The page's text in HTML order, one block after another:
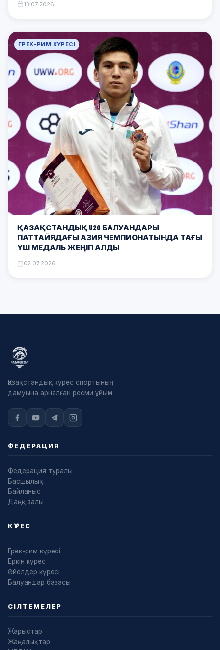
13.07.2026
ГРЕК-РИМ КҮРЕСІ
ҚАЗАҚСТАНДЫҚ U20 БАЛУАНДАРЫ
ПАТТАЙЯДАҒЫ АЗИЯ ЧЕМПИОНАТЫНДА ТАҒЫ
ҮШ МЕДАЛЬ ЖЕҢІП АЛДЫ
02.07.2026
Қазақстандық күрес спортының
дамуына арналған ресми ұйым.
ФЕДЕРАЦИЯ
Федерация туралы
Басшылық
Байланыс
Даңқ залы
КҮРЕС
Грек-рим күресі
Еркін күрес
Әйелдер күресі
Балуандар базасы
СІЛТЕМЕЛЕР
Жарыстар
Жаңалықтар